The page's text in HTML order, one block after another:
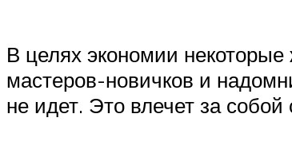
В целях экономии
мастеров-новичков и
не идет. Это влечет за собой